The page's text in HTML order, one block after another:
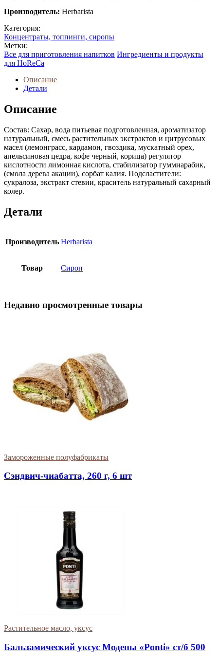
Производитель: Herbarista
Категория:
Концентраты, топпинги, сиропы
Метки:
Все для приготовления напитков Ингредиенты и продукты
для HoReCa
Описание
Детали
Описание
Состав: Cахар, вода питьевая подготовленная, ароматизатор
натуральный, смесь растительных экстрактов и цитрусовых
масел (лемонграсс, кардамон, гвоздика, мускатный орех,
апельсиновая цедра, кофе черный, корица) регулятор
кислотности лимонная кислота, стабилизатор гуммиарабик,
(смола дерева акации), сорбат калия. Подсластители:
сукралоза, экстракт стевии, краситель натуральный сахарный
колер.
Детали
Производитель Herbarista
Товар Сироп
Недавно просмотренные товары
Замороженные полуфабрикаты
Сэндвич-чиабатта, 260 г, 6 шт
Растительное масло, уксус
Бальзамический уксус Модены «Ponti» ст/б 500